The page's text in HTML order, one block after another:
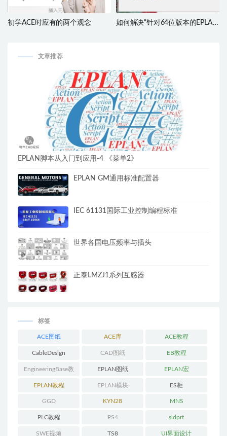
初学ACE时应有的两个观念
如何解决“针对64位版本的EPLAN
文章推荐
EPLAN脚本从入门到应用-4 《菜单2》
EPLAN GM通用标准配置器
IEC 61131国际工业控制编程标准
世界各国电压频率与插头
正泰LMZJ1系列互感器
标签
ACE图纸 ACE库 ACE教程
CableDesign CAD图纸 EB教程
EngineeringBase教
程
EPLAN图纸 EPLAN宏
EPLAN教程 EPLAN模块 ES柜
GGD KYN28 MNS
PLC教程 PS4 sldprt
SWE视频 TS8 UI界面设计